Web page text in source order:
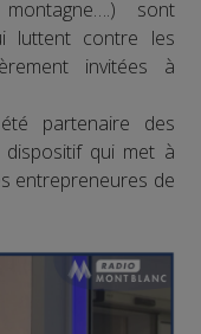
sont
luttent contre les
invitées à
partenaire des
dispositif qui met à
entrepreneures de